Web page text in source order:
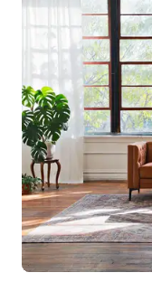
natürliches Licht,